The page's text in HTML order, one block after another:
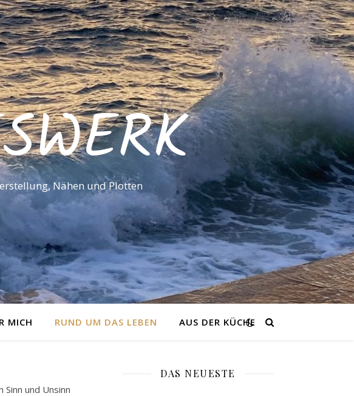
Nähen und Plotten
MICH RUND UM DAS LEBEN AUS DER KÜCHE
und Unsinn
DAS NEUESTE